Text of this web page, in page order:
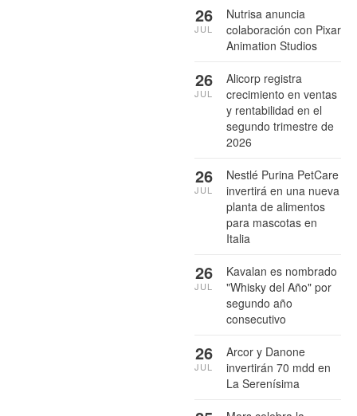
Nutrisa anuncia
colaboración con Pixar
Animation Studios
26
JUL
Alicorp registra
crecimiento en ventas
y rentabilidad en el
segundo trimestre de
2026
26
JUL
Nestlé Purina PetCare
invertirá en una nueva
planta de alimentos
para mascotas en
Italia
26
JUL
Kavalan es nombrado
"Whisky del Año" por
segundo año
consecutivo
26
JUL
Arcor y Danone
invertirán 70 mdd en
La Serenísima
26
JUL